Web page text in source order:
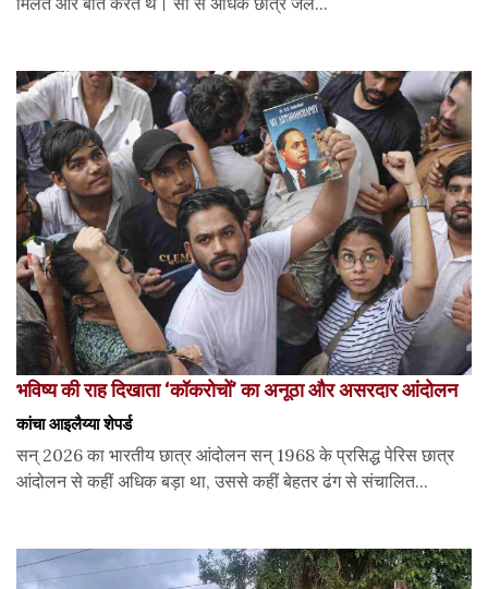
भविष्य की राह दिखाता ‘कॉकरोचों’ का अनूठा और असरदार आंदोलन
कांचा आइलैय्या शेपर्ड
सन् 2026 का भारतीय छात्र आंदोलन सन् 1968 के प्रसिद्ध पेरिस छात्र
आंदोलन से कहीं अधिक बड़ा था, उससे कहीं बेहतर ढंग से संचालित...